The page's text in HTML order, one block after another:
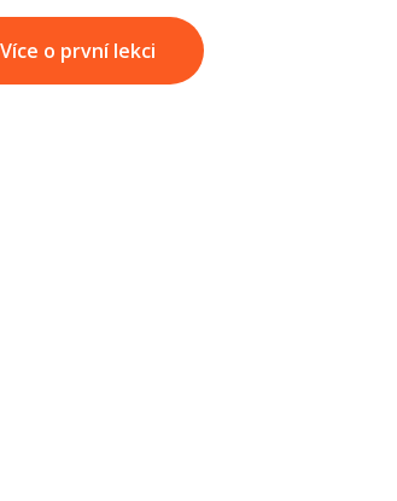
Více o první lekci